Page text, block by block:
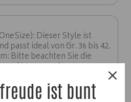
Dieser Style ist
passt ideal von Gr. 36 bis 42.
Bitte beachten Sie die
(AA = 55 cm).
ist bunt